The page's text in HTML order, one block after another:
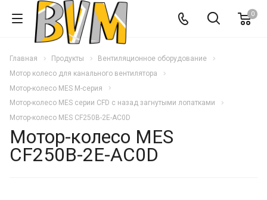
0
Главная Продукты
Вентиляционное оборудование
Мотор колесо для канального вентилятора
Мотор-колесо MES M-серия
Мотор-колесо MES серии CFD с назад загнутыми лопатками
Мотор-колесо MES CF250B-2E-AC0D
Мотор-колесо MES
CF250B-2E-AC0D